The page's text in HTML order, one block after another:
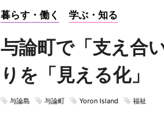
暮らす・働く 学ぶ・知る
与論町で「支え合
りを「見える化」
与論島 与論町 Yoron Island 福祉